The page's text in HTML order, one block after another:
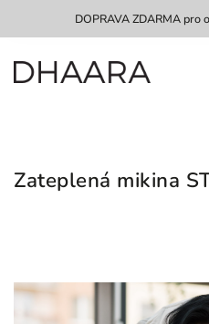
DOPRAVA ZDARMA pro
Zateplená mikina